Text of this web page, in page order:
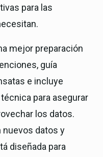
para las
mejor preparación
guía
e incluye
para asegurar
los datos.
nuevos datos y
diseñada para